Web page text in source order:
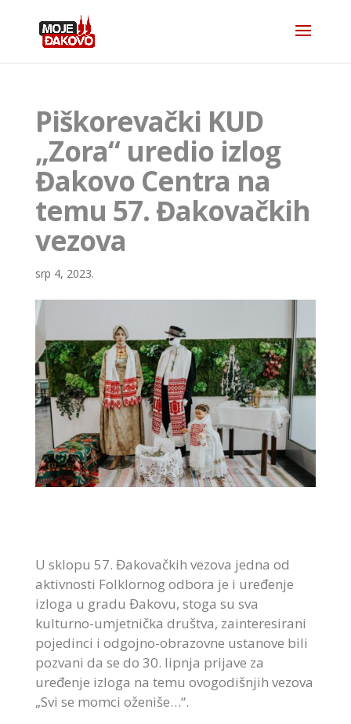
Piškorevački KUD
„Zora“ uredio izlog
Đakovo Centra na
temu 57. Đakovačkih
vezova
srp 4, 2023.
U sklopu 57. Đakovačkih vezova jedna od
aktivnosti Folklornog odbora je i uređenje
izloga u gradu Đakovu, stoga su sva
kulturno-umjetnička društva, zainteresirani
pojedinci i odgojno-obrazovne ustanove bili
pozvani da se do 30. lipnja prijave za
uređenje izloga na temu ovogodišnjih vezova
„Svi se momci oženiše…“.